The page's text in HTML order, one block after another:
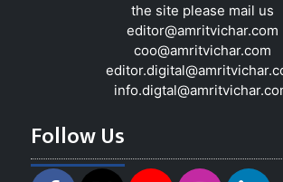
the site please mail us
editor@amritvichar.com
coo@amritvichar.com
Follow Us